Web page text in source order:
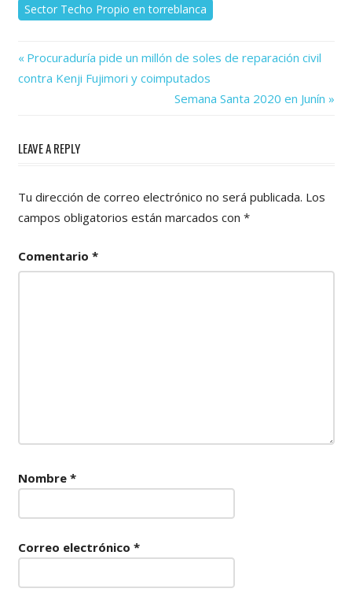
Sector Techo Propio en torreblanca
Navegación
Previous
Post:
Procuraduría pide un millón de soles de reparación civil
contra Kenji Fujimori y coimputados
Next
Semana Santa 2020 en Junín
LEAVE A REPLY
Tu dirección de correo electrónico no será publicada. Los
campos obligatorios están marcados con *
Comentario *
Nombre *
Correo electrónico *